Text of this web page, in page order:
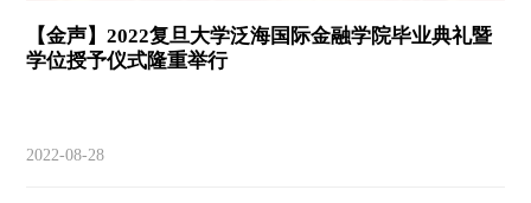
【金声】2022复旦大学泛海国际金融学院毕业典礼暨
学位授予仪式隆重举行
2022-08-28